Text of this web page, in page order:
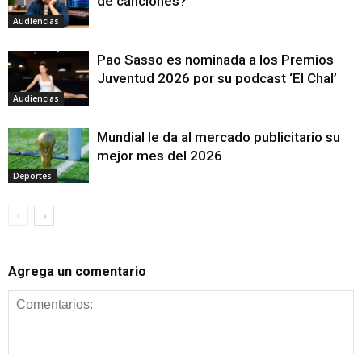
Audiencias
Audiencias
Pao Sasso es nominada a los Premios
Juventud 2026 por su podcast ‘El Chal’
Deportes
Mundial le da al mercado publicitario su
mejor mes del 2026
Agrega un comentario